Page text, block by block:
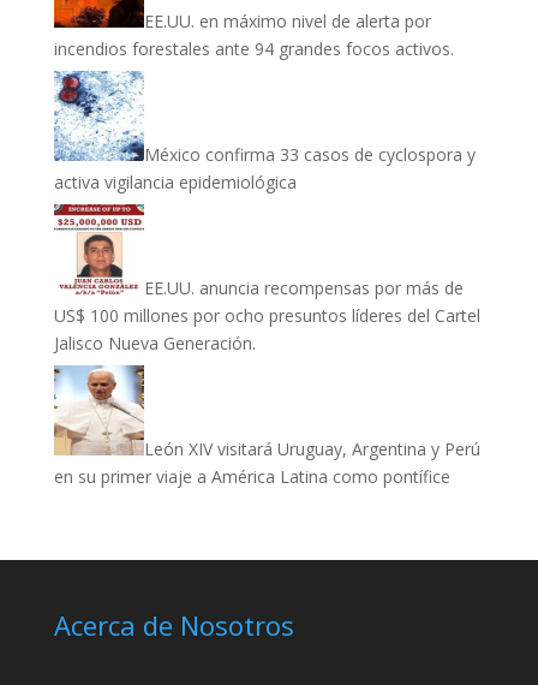
EE.UU. en máximo nivel de alerta por
incendios forestales ante 94 grandes focos activos.
México confirma 33 casos de cyclospora y
activa vigilancia epidemiológica
EE.UU. anuncia recompensas por más de
US$ 100 millones por ocho presuntos líderes del Cartel
Jalisco Nueva Generación.
León XIV visitará Uruguay, Argentina y Perú
en su primer viaje a América Latina como pontífice
Acerca de Nosotros